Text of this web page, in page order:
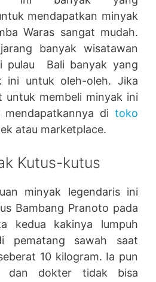
mendapatkan minyak
Waras sangat mudah.
banyak wisatawan
pulau Bali banyak yang
ini untuk oleh-oleh. Jika
untuk membeli minyak ini
di toko
atau marketplace.
Kutus-kutus
minyak legendaris ini
Bambang Pranoto pada
kedua kakinya lumpuh
pematang sawah saat
10 kilogram. Ia pun
dan dokter tidak bisa